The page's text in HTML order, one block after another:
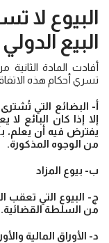
البيوع لا
البيع
أفادت المادة الثانية
تسري أحكام هذه
أ- البضائع التي
إلا إذا كان البائع
يفترض فيه أن يعلم،
من الوجوه المذكورة.
ب- بيوع المزاد
ج- البيوع التي تعقب
من السلطة القضائية.
د- الأوراق المالية